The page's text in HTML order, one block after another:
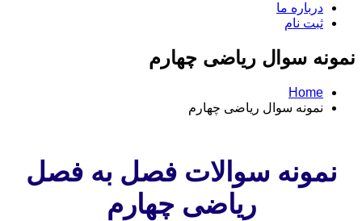
درباره ما
ثبت نام
نمونه سوال ریاضی چهارم
Home
نمونه سوال ریاضی چهارم
نمونه سوالات فصل به فصل
ریاضی چهارم